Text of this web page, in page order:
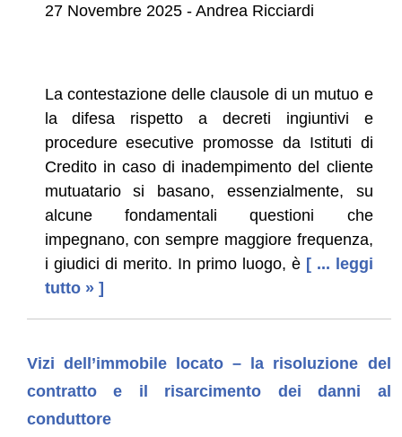
27 Novembre 2025 - Andrea Ricciardi
La contestazione delle clausole di un mutuo e
la difesa rispetto a decreti ingiuntivi e
procedure esecutive promosse da Istituti di
Credito in caso di inadempimento del cliente
mutuatario si basano, essenzialmente, su
alcune fondamentali questioni che
impegnano, con sempre maggiore frequenza,
i giudici di merito. In primo luogo, è [ ... leggi
tutto » ]
Vizi dell’immobile locato – la risoluzione del
contratto e il risarcimento dei danni al
conduttore